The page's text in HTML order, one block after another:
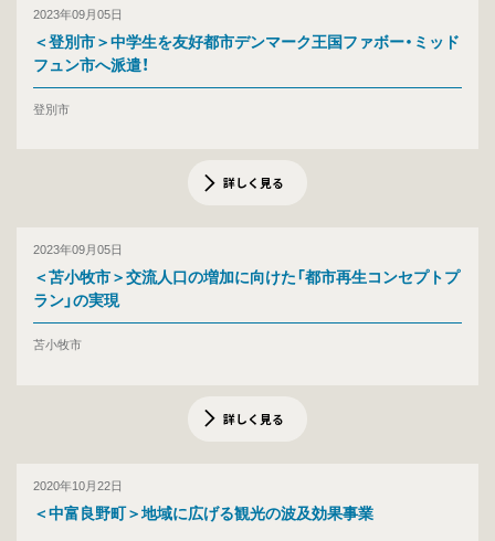
2023年09月05日
＜登別市＞中学生を友好都市デンマーク王国ファボー・ミッド
フュン市へ派遣！
登別市
詳しく見る
2023年09月05日
＜苫小牧市＞交流人口の増加に向けた「都市再生コンセプトプ
ラン」の実現
苫小牧市
詳しく見る
2020年10月22日
＜中富良野町＞地域に広げる観光の波及効果事業